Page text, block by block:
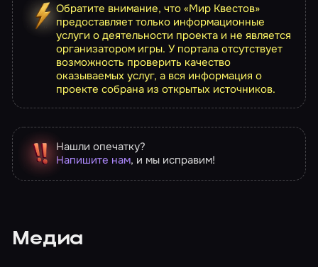
Обратите внимание, что «Мир Квестов»
предоставляет только информационные
услуги о деятельности проекта и не является
организатором игры. У портала отсутствует
возможность проверить качество
оказываемых услуг, а вся информация о
проекте собрана из открытых источников.
Нашли опечатку?
Напишите нам, и мы исправим!
Медиа